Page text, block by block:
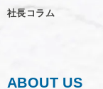
社長コラム
ABOUT US